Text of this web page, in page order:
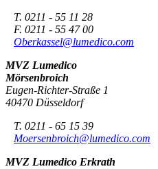
T. 0211 - 55 11 28
F. 0211 - 55 47 00
Oberkassel@lumedico.com
MVZ Lumedico
Mörsenbroich
Eugen-Richter-Straße 1
40470 Düsseldorf
T. 0211 - 65 15 39
Moersenbroich@lumedico.com
MVZ Lumedico Erkrath